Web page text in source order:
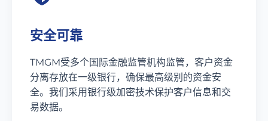
安全可靠
TMGM受多个国际金融监管机构监管，客户资金
分离存放在一级银行，确保最高级别的资金安
全。我们采用银行级加密技术保护客户信息和交
易数据。